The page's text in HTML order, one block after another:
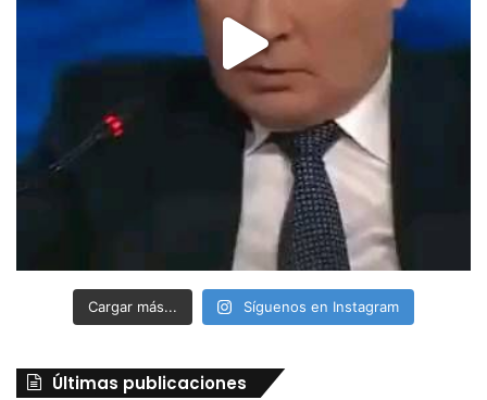
Cargar más... Síguenos en Instagram
Últimas publicaciones